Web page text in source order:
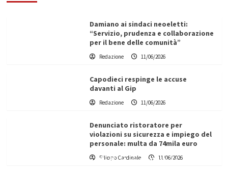
Damiano ai sindaci neoeletti:
“Servizio, prudenza e collaborazione
per il bene delle comunità”
Redazione 11/06/2026
Capodieci respinge le accuse
davanti al Gip
Redazione 11/06/2026
Denunciato ristoratore per
violazioni su sicurezza e impiego del
personale: multa da 74mila euro
Filippo Cardinale 11/06/2026
Vino in Italia: il giro d’affari contribuisce